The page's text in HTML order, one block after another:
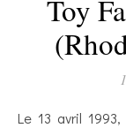
Toy
Le 13 avril 1993, Michael Jackson se rend à Pawtucket,